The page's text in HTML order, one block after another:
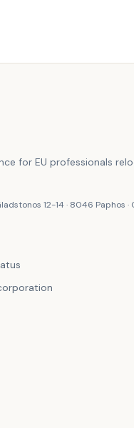
for EU professionals
12-14 · 8046 Paphos ·